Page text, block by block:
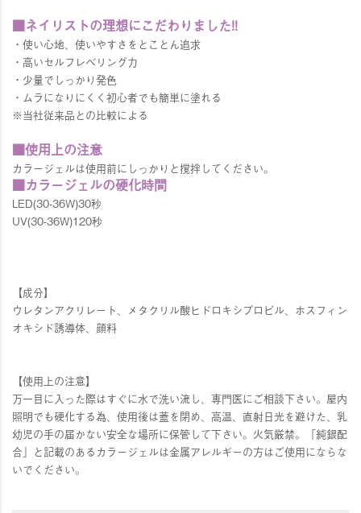
■ネイリストの理想にこだわりました!!
・使い心地、使いやすさをとことん追求
・高いセルフレベリング力
・少量でしっかり発色
・ムラになりにくく初心者でも簡単に塗れる
※当社従来品との比較による
■使用上の注意
カラージェルは使用前にしっかりと撹拌してください。
■カラージェルの硬化時間
LED(30-36W)30秒
UV(30-36W)120秒
【成分】
ウレタンアクリレート、メタクリル酸ヒドロキシプロピル、ホスフィン
オキシド誘導体、顔料
【使用上の注意】
万一目に入った際はすぐに水で洗い流し、専門医にご相談下さい。屋内
照明でも硬化する為、使用後は蓋を閉め、高温、直射日光を避けた、乳
幼児の手の届かない安全な場所に保管して下さい。火気厳禁。「純銀配
合」と記載のあるカラージェルは金属アレルギーの方はご使用にならな
いでください。